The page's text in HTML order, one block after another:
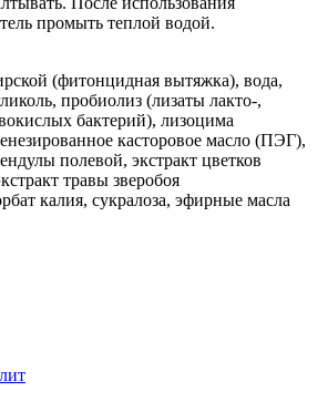
промыть теплой водой.
(фитонцидная вытяжка), вода,
пробиолиз (лизаты лакто-,
бактерий), лизоцима
касторовое масло (ПЭГ),
полевой, экстракт цветков
травы зверобоя
калия, сукралоза, эфирные масла